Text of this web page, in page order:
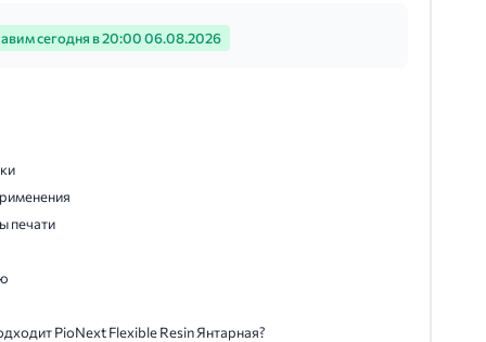
сегодня в 20:00 06.08.2026
печати
PioNext Flexible Resin Янтарная?